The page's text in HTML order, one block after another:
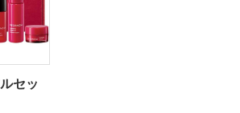
セッ